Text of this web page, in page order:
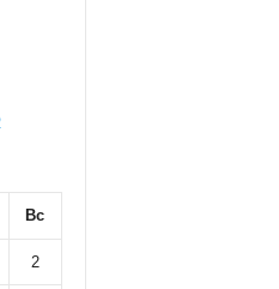
Вс
2